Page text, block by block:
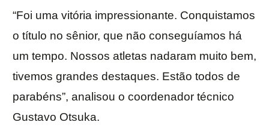
“Foi uma vitória impressionante. Conquistamos
o título no sênior, que não conseguíamos há
um tempo. Nossos atletas nadaram muito bem,
tivemos grandes destaques. Estão todos de
parabéns”, analisou o coordenador técnico
Gustavo Otsuka.